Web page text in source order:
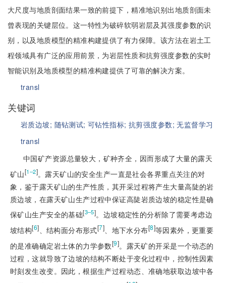
大尺度与地质剖面结果一致的前提下，精准地识别出地质剖面未
曾表现的关键层位。这一特性为破碎软弱岩层及其强度参数的识
别，以及地质模型的精准构建提供了有力保障。该方法在岩土工
程领域具有广泛的应用前景，为岩层性质和抗剪强度参数的实时
智能识别及地质模型的精准构建提供了可靠的解决方案。
transl
关键词
岩质边坡; 随钻测试;可钻性指标;抗剪强度参数;无监督学习
transl
中国矿产资源总量较大，矿种齐全，因而形成了大量的露天
矿山[1–2]。露天矿山的安全生产一直是社会各界重点关注的对
象，鉴于露天矿山的生产性质，其开采过程将产生大量高陡的岩
质边坡，在露天矿山生产过程中保证高陡岩质边坡的稳定性是确
保矿山生产安全的基础[3–5]。边坡稳定性的分析除了需要考虑边
坡结构[6] 、结构面分布形式[7] 、地下水分布[8]等因素外，更重要
的是准确确定岩土体的力学参数[9]。露天矿的开采是一个动态的
过程，这就导致了边坡的结构不断处于变化过程中，控制性因素
时刻发生改变。因此，根据生产过程动态、准确地获取边坡中各